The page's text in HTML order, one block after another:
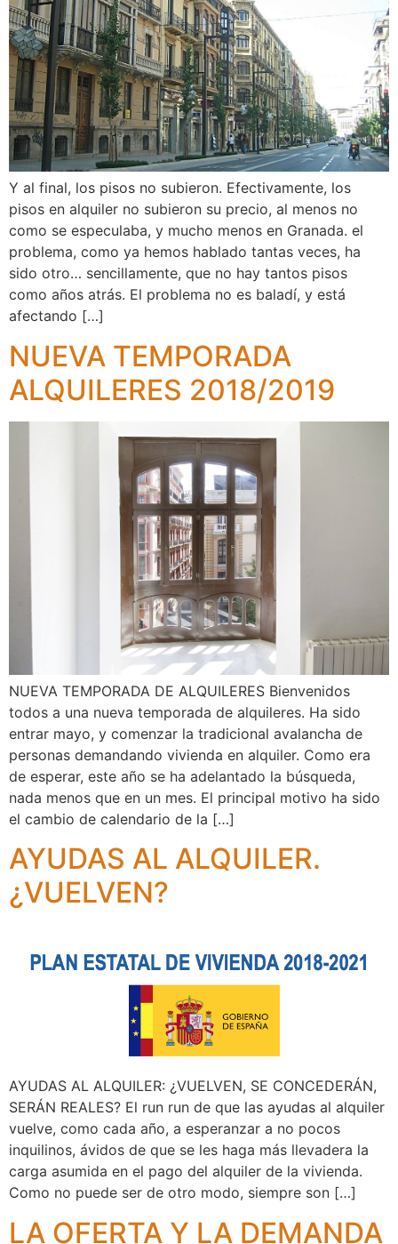
Y al final, los pisos no subieron. Efectivamente, los
pisos en alquiler no subieron su precio, al menos no
como se especulaba, y mucho menos en Granada. el
problema, como ya hemos hablado tantas veces, ha
sido otro… sencillamente, que no hay tantos pisos
como años atrás. El problema no es baladí, y está
afectando […]
NUEVA TEMPORADA
ALQUILERES 2018/2019
NUEVA TEMPORADA DE ALQUILERES Bienvenidos
todos a una nueva temporada de alquileres. Ha sido
entrar mayo, y comenzar la tradicional avalancha de
personas demandando vivienda en alquiler. Como era
de esperar, este año se ha adelantado la búsqueda,
nada menos que en un mes. El principal motivo ha sido
el cambio de calendario de la […]
AYUDAS AL ALQUILER.
¿VUELVEN?
AYUDAS AL ALQUILER: ¿VUELVEN, SE CONCEDERÁN,
SERÁN REALES? El run run de que las ayudas al alquiler
vuelve, como cada año, a esperanzar a no pocos
inquilinos, ávidos de que se les haga más llevadera la
carga asumida en el pago del alquiler de la vivienda.
Como no puede ser de otro modo, siempre son […]
LA OFERTA Y LA DEMANDA